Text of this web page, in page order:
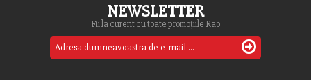
NEWSLETTER
Fii la curent cu toate promoțiile Rao